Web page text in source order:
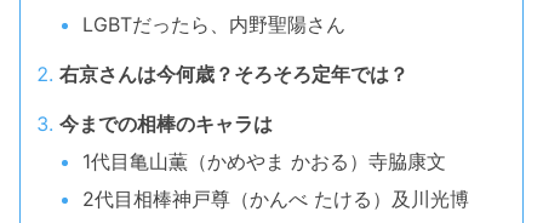
LGBTだったら、内野聖陽さん
右京さんは今何歳？そろそろ定年では？
今までの相棒のキャラは
1代目亀山薫（かめやま かおる）寺脇康文
2代目相棒神戸尊（かんべ たける）及川光博